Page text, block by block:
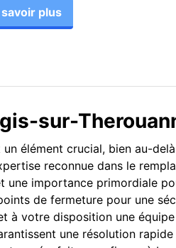
savoir plus
sur-
élément crucial, bien au-
reconnue dans le
une importance primordiale
de fermeture pour une
votre disposition une
une résolution